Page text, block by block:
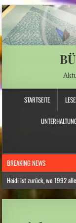
STARTSEITE
BREAKING NEWS
Heidi ist zurück, wo 1992
am 17. September ihre große
Ein Sommer-Streaming-